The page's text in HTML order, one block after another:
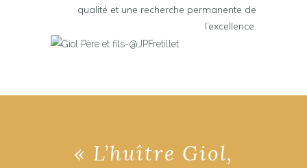
qualité et une recherche permanente de
l’excellence.
« L’huître Giol,